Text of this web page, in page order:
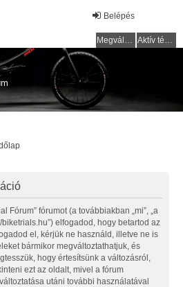
Belépés
Megválaszolatlan témák Aktív témák
Fórum” fórumot (a továbbiakban „mi”, „a
biketrials.hu”) elfogadod, hogy betartod az
el, kérjük ne használd, illetve ne is
bármikor megváltoztathatjuk, és
hogy értesítsünk a változásról,
ezt az oldalt, mivel a fórum
utáni további használatával